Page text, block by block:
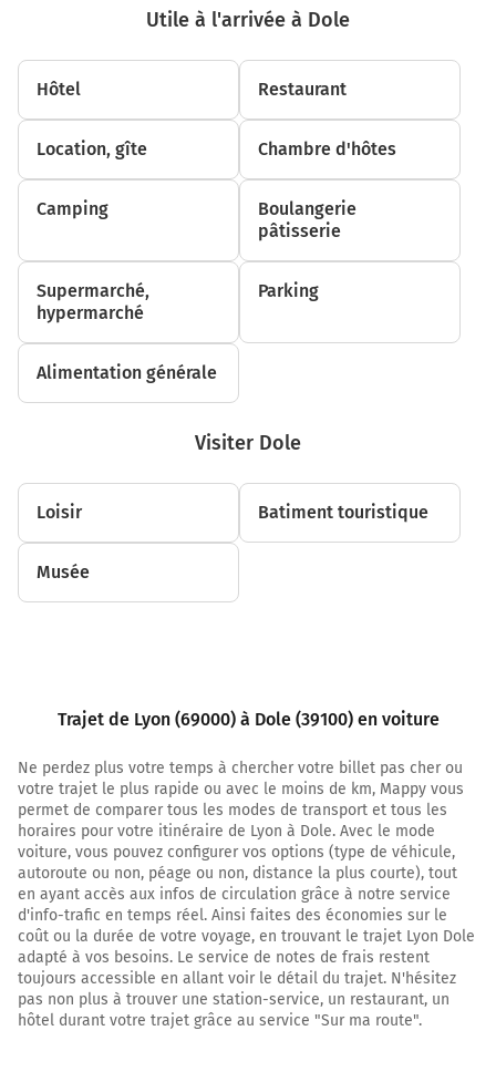
kilomètre
Prendre à droite et rejoindre A42. Continuer sur
4,4 kilomètres
GENÈVE
SAINT-EXUPÉRY
N346
Boulevard Laurent Bonnevay
Contournement de Lyon
7,0 km
Prendre à droite et rejoindre A42 E611. Continuer
GENÈVE
Prendre un ticket (Péage Beynost)
Continuer A39 sur 104 kilomètres
A39
A5
STRASBOURG
LILLE
PARIS
DIJON
LONS LE S.
83 km
Utile à l'arrivée à Dole
Hôtel Restaurant
Location, gîte Chambre d'hôtes
Camping
Boulangerie
pâtisserie
Supermarché,
hypermarché
Parking
Alimentation générale
Visiter Dole
Loisir Batiment touristique
Musée
Trajet de Lyon (69000) à Dole (39100) en voiture
Ne perdez plus votre temps à chercher votre billet pas cher ou
votre trajet le plus rapide ou avec le moins de km, Mappy vous
permet de comparer tous les modes de transport et tous les
horaires pour votre itinéraire de Lyon à Dole. Avec le mode
voiture, vous pouvez configurer vos options (type de véhicule,
autoroute ou non, péage ou non, distance la plus courte), tout
en ayant accès aux infos de circulation grâce à notre service
d'info-trafic en temps réel. Ainsi faites des économies sur le
coût ou la durée de votre voyage, en trouvant le trajet Lyon Dole
adapté à vos besoins. Le service de notes de frais restent
toujours accessible en allant voir le détail du trajet. N'hésitez
pas non plus à trouver une station-service, un restaurant, un
hôtel durant votre trajet grâce au service "Sur ma route".